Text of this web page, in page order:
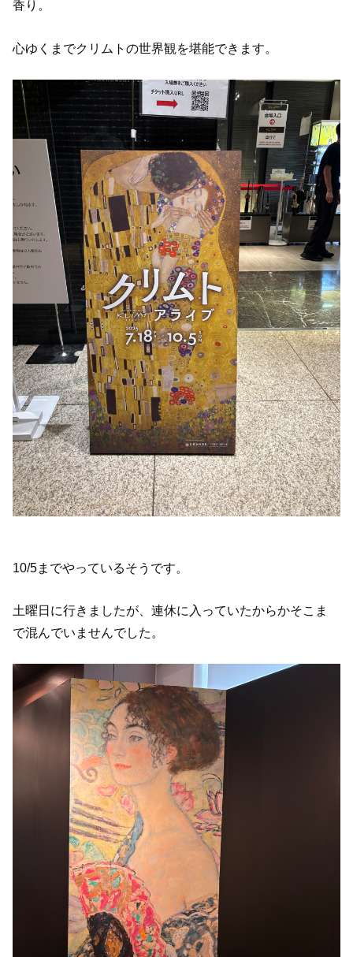
香り。
心ゆくまでクリムトの世界観を堪能できます。
10/5までやっているそうです。
土曜日に行きましたが、連休に入っていたからかそこま
で混んでいませんでした。